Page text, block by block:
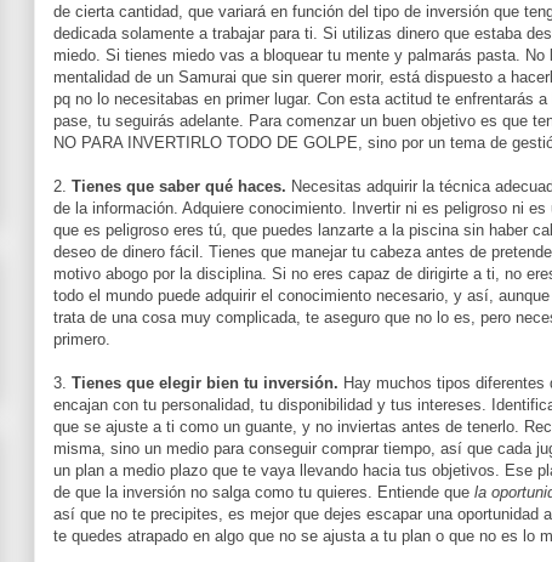
de cierta cantidad, que variará en función del tipo de inversión que
dedicada solamente a trabajar para ti. Si utilizas dinero que estaba
miedo. Si tienes miedo vas a bloquear tu mente y palmarás pasta.
mentalidad de un Samurai que sin querer morir, está dispuesto a
pq no lo necesitabas en primer lugar. Con esta actitud te enfrentarás
pase, tu seguirás adelante. Para comenzar un buen objetivo es que
NO PARA INVERTIRLO TODO DE GOLPE, sino por un tema de
2. Tienes que saber qué haces. Necesitas adquirir la técnica
de la información. Adquiere conocimiento. Invertir ni es peligroso ni
que es peligroso eres tú, que puedes lanzarte a la piscina sin haber
deseo de dinero fácil. Tienes que manejar tu cabeza antes de
motivo abogo por la disciplina. Si no eres capaz de dirigirte a ti, no
todo el mundo puede adquirir el conocimiento necesario, y así,
trata de una cosa muy complicada, te aseguro que no lo es, pero
primero.
3. Tienes que elegir bien tu inversión. Hay muchos tipos
encajan con tu personalidad, tu disponibilidad y tus intereses.
que se ajuste a ti como un guante, y no inviertas antes de tenerlo.
misma, sino un medio para conseguir comprar tiempo, así que cada
un plan a medio plazo que te vaya llevando hacia tus objetivos. Ese
de que la inversión no salga como tu quieres. Entiende que la
así que no te precipites, es mejor que dejes escapar una oportunidad
te quedes atrapado en algo que no se ajusta a tu plan o que no es lo